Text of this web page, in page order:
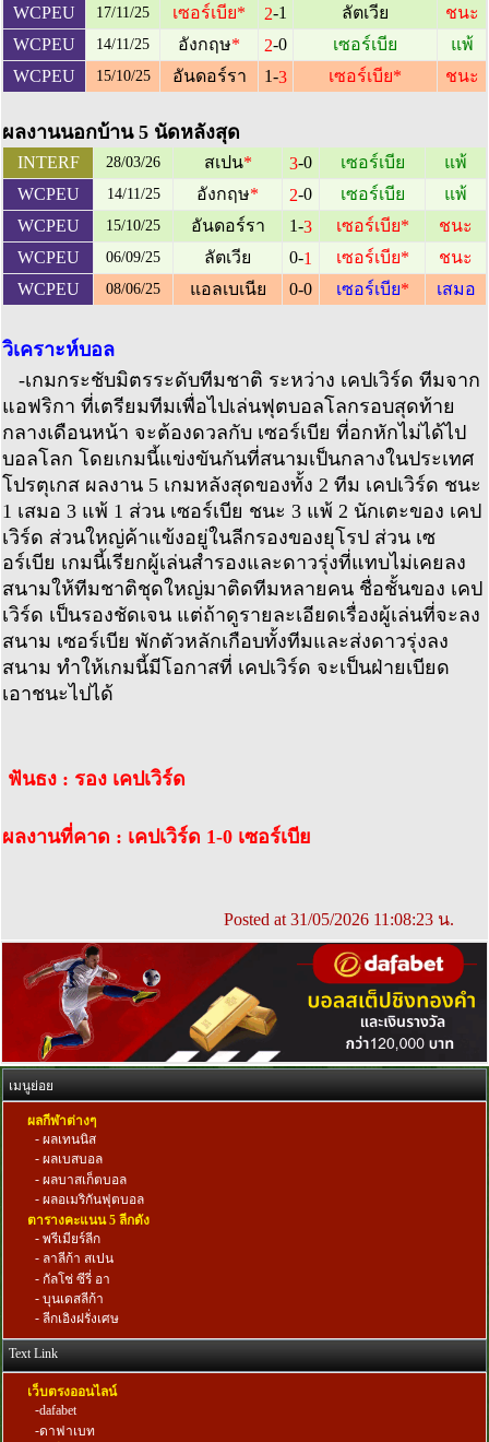
เมนูย่อย
ผลกีฬาต่างๆ
- ผลเทนนิส
- ผลเบสบอล
- ผลบาสเก็ตบอล
- ผลอเมริกันฟุตบอล
ตารางคะแนน 5 ลีกดัง
- พรีเมียร์ลีก
- ลาลีก้า สเปน
- กัลโช่ ซีรี่ อา
- บุนเดสลีก้า
- ลีกเอิงฝรั่งเศษ
Text Link
เว็บตรงออนไลน์
-dafabet
-ดาฟาเบท
WCPEU 17/11/25 เซอร์เบีย* 2-1 ลัตเวีย
ชนะ
WCPEU
14/11/25 อังกฤษ* 2-0 เซอร์เบีย
แพ้
WCPEU
15/10/25 อันดอร์รา 1-3 เซอร์เบีย* ชนะ
ผลงานนอกบ้าน 5 นัดหลังสุด
INTERF 28/03/26 สเปน* 3-0 เซอร์เบีย
แพ้
WCPEU
14/11/25 อังกฤษ* 2-0 เซอร์เบีย
แพ้
WCPEU
15/10/25 อันดอร์รา 1-3 เซอร์เบีย*
ชนะ
WCPEU
06/09/25 ลัตเวีย 0-1 เซอร์เบีย*
ชนะ
WCPEU
08/06/25 แอลเบเนีย 0-0 เซอร์เบีย* เสมอ
วิเคราะห์บอล
-เกมกระชับมิตรระดับทีมชาติ ระหว่าง เคปเวิร์ด ทีมจาก
แอฟริกา ที่เตรียมทีมเพื่อไปเล่นฟุตบอลโลกรอบสุดท้าย
กลางเดือนหน้า จะต้องดวลกับ เซอร์เบีย ที่อกหักไม่ได้ไป
บอลโลก โดยเกมนี้แข่งขันกันที่สนามเป็นกลางในประเทศ
โปรตุเกส ผลงาน 5 เกมหลังสุดของทั้ง 2 ทีม เคปเวิร์ด ชนะ
1 เสมอ 3 แพ้ 1 ส่วน เซอร์เบีย ชนะ 3 แพ้ 2 นักเตะของ เคป
เวิร์ด ส่วนใหญ่ค้าแข้งอยู่ในลีกรองของยุโรป ส่วน เซ
อร์เบีย เกมนี้เรียกผู้เล่นสำรองและดาวรุ่งที่แทบไม่เคยลง
สนามให้ทีมชาติชุดใหญ่มาติดทีมหลายคน ชื่อชั้นของ เคป
เวิร์ด เป็นรองชัดเจน แต่ถ้าดูรายละเอียดเรื่องผู้เล่นที่จะลง
สนาม เซอร์เบีย พักตัวหลักเกือบทั้งทีมและส่งดาวรุ่งลง
สนาม ทำให้เกมนี้มีโอกาสที่ เคปเวิร์ด จะเป็นฝ่ายเบียด
เอาชนะไปได้
ฟันธง : รอง เคปเวิร์ด
ผลงานที่คาด : เคปเวิร์ด 1-0 เซอร์เบีย
Posted at 31/05/2026 11:08:23 น.